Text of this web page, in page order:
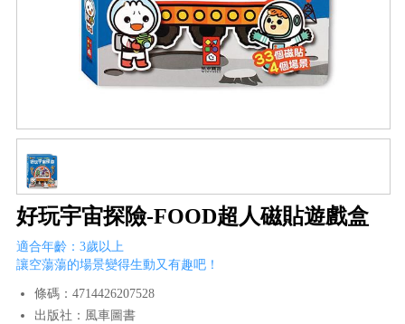
好玩宇宙探險-FOOD超人磁貼遊戲盒
適合年齡：3歲以上
讓空蕩蕩的場景變得生動又有趣吧！
條碼：4714426207528
出版社：風車圖書